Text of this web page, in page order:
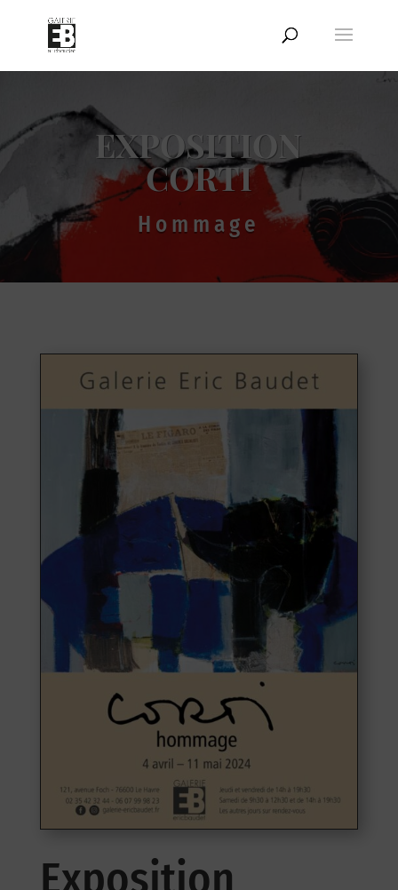
EXPOSITION
CORTI
Hommage
Exposition